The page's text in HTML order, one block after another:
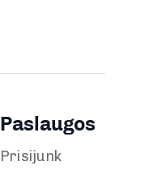
Paslaugos
Prisijunk